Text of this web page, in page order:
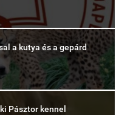
a kutya és a gepárd
Pásztor kennel